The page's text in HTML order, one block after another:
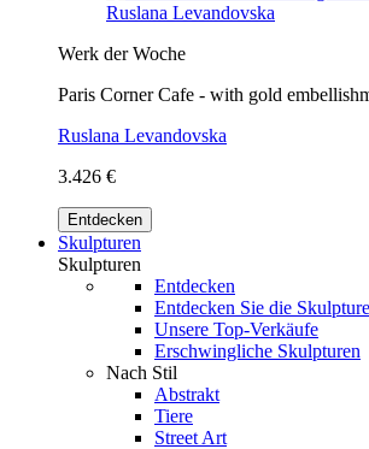
Werk der Woche
Paris Corner Cafe - with gold
Ruslana Levandovska
3.426 €
Entdecken
Skulpturen
Skulpturen
Entdecken
Entdecken Sie die
Unsere Top-Verkäufe
Erschwingliche Skulpturen
Nach Stil
Abstrakt
Tiere
Street Art